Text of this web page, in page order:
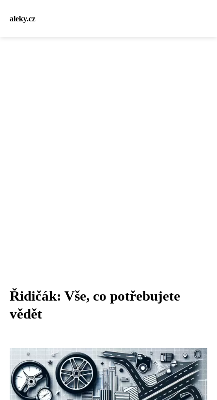
aleky.cz
Řidičák: Vše, co potřebujete
vědět